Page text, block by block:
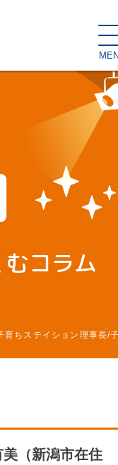
キッズが主役！
キッズイベント
お問い合わせ
むコラム
ちステイション理事長/
美（新潟市在住